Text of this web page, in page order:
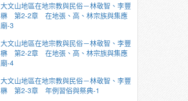
大文山地區在地宗教與民俗－林敬智、李豐
楙 第2-2章 在地張、高、林宗族與集應
廟-3
大文山地區在地宗教與民俗－林敬智、李豐
楙 第2-2章 在地張、高、林宗族與集應
廟-4
大文山地區在地宗教與民俗－林敬智、李豐
楙 第2-3章 年例習俗與祭典-1